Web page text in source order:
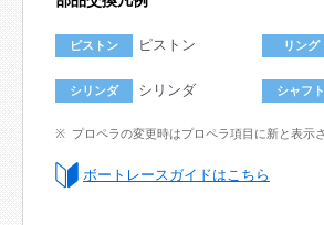
ピストン ピストン リング
シリンダ シリンダ シャフト
プロペラの変更時はプロペラ項目に新と表示
ボートレースガイドはこちら